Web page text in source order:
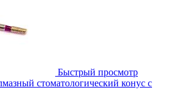
Быстрый просмотр
стоматологический конус с